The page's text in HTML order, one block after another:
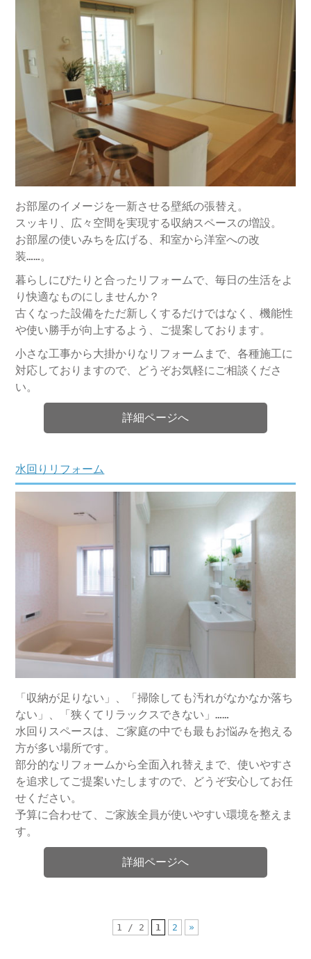
お部屋のイメージを一新させる壁紙の張替え。
スッキリ、広々空間を実現する収納スペースの増設。
お部屋の使いみちを広げる、和室から洋室への改
装……。
暮らしにぴたりと合ったリフォームで、毎日の生活をよ
り快適なものにしませんか？
古くなった設備をただ新しくするだけではなく、機能性
や使い勝手が向上するよう、ご提案しております。
小さな工事から大掛かりなリフォームまで、各種施工に
対応しておりますので、どうぞお気軽にご相談くださ
い。
詳細ページへ
水回りリフォーム
「収納が足りない」、「掃除しても汚れがなかなか落ち
ない」、「狭くてリラックスできない」……
水回りスペースは、ご家庭の中でも最もお悩みを抱える
方が多い場所です。
部分的なリフォームから全面入れ替えまで、使いやすさ
を追求してご提案いたしますので、どうぞ安心してお任
せください。
予算に合わせて、ご家族全員が使いやすい環境を整えま
す。
詳細ページへ
1 / 2 1 2 »